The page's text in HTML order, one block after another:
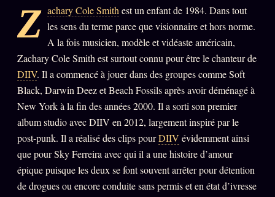
PRÉDICTIONS INFOFICTION
L'ORACLE Z/S 12 PRODUITS
Chat Oracle LIVE
Oracle z/S
Oracle Analyse
24€
Oracle Éclair
Z achary Cole Smithest un enfant de 1984. Dans tout
les sens du terme parce que visionnaire et hors norme.
A la fois musicien, modèle et vidéaste américain,
Zachary Cole Smith est surtout connu pour être le chanteur de
DIIV. Il a commencé à jouer dans des groupes comme Soft
Black, Darwin Deez et Beach Fossils après avoir déménagé à
New York à la fin des années 2000. Il a sorti son premier
album studio avec DIIV en 2012, largement inspiré par le
post-punk. Il a réalisé des clips pourDIIV évidemment ainsi
que pour Sky Ferreira avec qui il a une histoire d’amour
épique puisque les deux se font souvent arrêter pour détention
de drogues ou encore conduite sans permis et en état d’ivresse